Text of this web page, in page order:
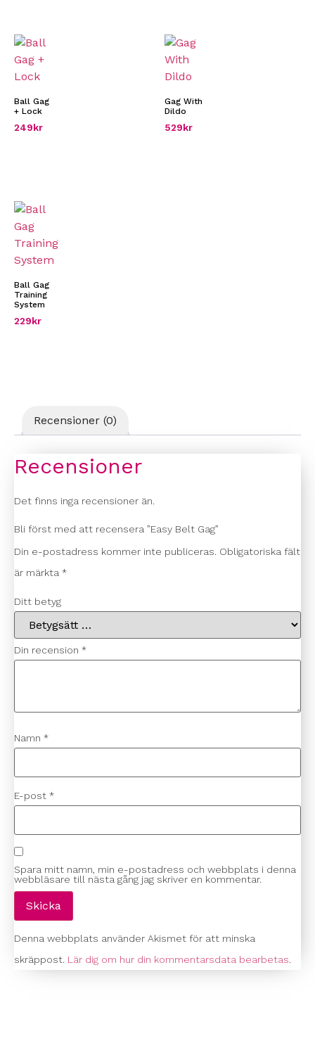
Recensioner (0)
Recensioner
Det finns inga recensioner än.
Bli först med att recensera ”Easy Belt Gag”
Din e-postadress kommer inte publiceras. Obligatoriska fält
är märkta *
Ditt betyg
Din recension *
Namn *
E-post *
Spara mitt namn, min e-postadress och webbplats i denna
webbläsare till nästa gång jag skriver en kommentar.
Denna webbplats använder Akismet för att minska
skräppost. Lär dig om hur din kommentarsdata bearbetas.
Ball Gag
+ Lock
249kr
Gag With
Dildo
529kr
Ball Gag
Training
System
229kr